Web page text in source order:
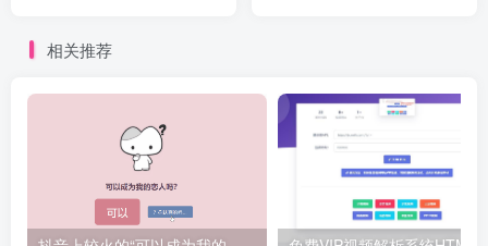
相关推荐